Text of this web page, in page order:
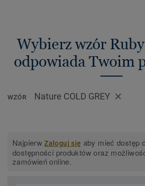
Wybierz wzór
odpowiada Twoim
WZÓR Nature COLD GREY
NajpierwZaloguj się aby mieć dostęp
dostępności produktów oraz
zamówień online.